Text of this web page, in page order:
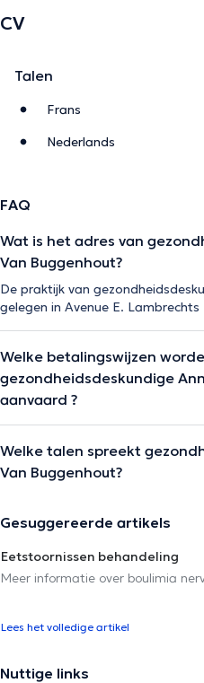
CV
Talen
Frans
Nederlands
FAQ
Wat is het adres van
Van Buggenhout?
De praktijk van
gelegen in Avenue E.
Welke betalingswijzen
gezondheidsdeskundige
aanvaard ?
Welke talen spreekt
Van Buggenhout?
Gesuggereerde artikels
Eetstoornissen behandeling
Meer informatie over boulimia
Lees het volledige artikel
Nuttige links